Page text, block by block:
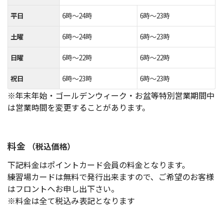
平日 6時～24時 6時～23時
土曜 6時～24時 6時～23時
日曜 6時～22時 6時～22時
祝日 6時～23時 6時～23時
※年末年始・ゴールデンウィーク・お盆等特別営業期間中
は営業時間を変更することがあります。
料金
（税込価格）
下記料金はポイントカード会員の料金となります。
練習場カードは無料で発行出来ますので、ご希望のお客様
はフロントへお申し出下さい。
※料金は全て税込み表記となります